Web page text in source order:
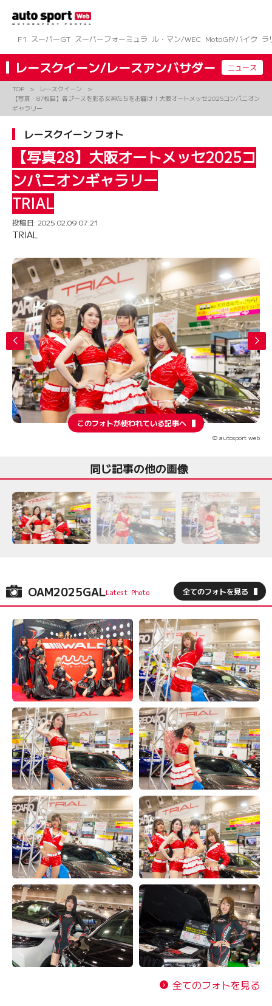
ツ
へ
ス
キ
F1 スーパーGT スーパーフォーミュラ ル・マン/WEC MotoGP/バイク ラ
レースクイーン/レースアンバサダー ニュース
TOP
レースクイーン
【写真・87枚目】各ブースを彩る女神たちをお届け！大阪オートメッセ2025コンパニオン
ギャラリー
レースクイーン フォト
【写真28】大阪オートメッセ2025コ
ンパニオンギャラリー
TRIAL
投稿日: 2025.02.09 07:21
TRIAL
このフォトが使われている記事へ
© autosport web
同じ記事の他の画像
OAM2025GAL 全てのフォトを見る
全てのフォトを見る